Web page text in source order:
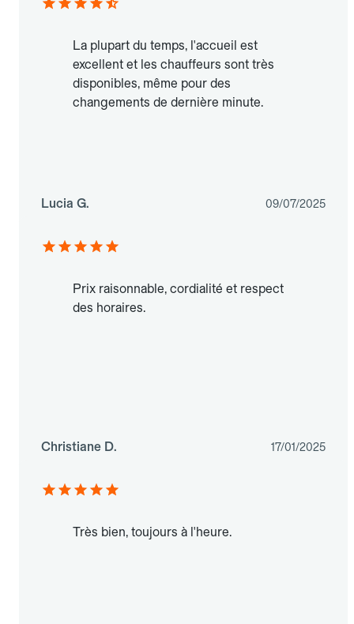
La plupart du temps, l'accueil est
excellent et les chauffeurs sont très
disponibles, même pour des
changements de dernière minute.
Lucia G. 09/07/2025
Prix raisonnable, cordialité et respect
des horaires.
Christiane D. 17/01/2025
Très bien, toujours à l'heure.